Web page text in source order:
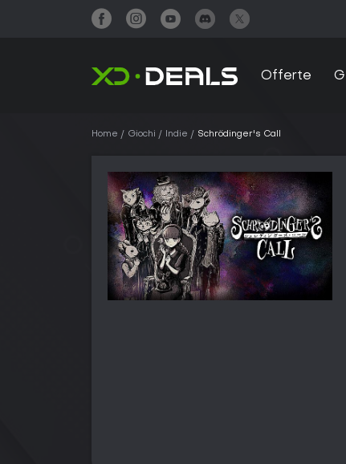
Offerte
Home Giochi Indie Schrödinger's Call